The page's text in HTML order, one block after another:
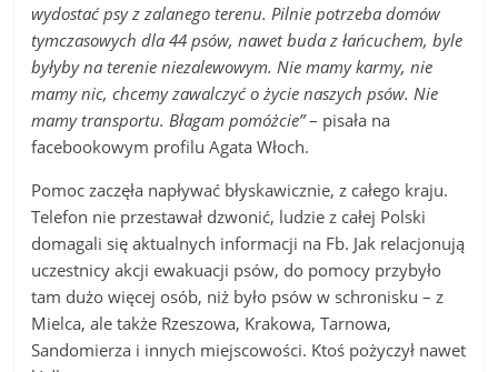
wydostać psy z zalanego terenu. Pilnie potrzeba domów
tymczasowych dla 44 psów, nawet buda z łańcuchem, byle
byłyby na terenie niezalewowym. Nie mamy karmy, nie
mamy nic, chcemy zawalczyć o życie naszych psów. Nie
mamy transportu. Błagam pomóżcie”– pisała na
facebookowym profilu Agata Włoch.
Pomoc zaczęła napływać błyskawicznie, z całego kraju.
Telefon nie przestawał dzwonić, ludzie z całej Polski
domagali się aktualnych informacji na Fb. Jak relacjonują
uczestnicy akcji ewakuacji psów, do pomocy przybyło
tam dużo więcej osób, niż było psów w schronisku – z
Mielca, ale także Rzeszowa, Krakowa, Tarnowa,
Sandomierza i innych miejscowości. Ktoś pożyczył nawet